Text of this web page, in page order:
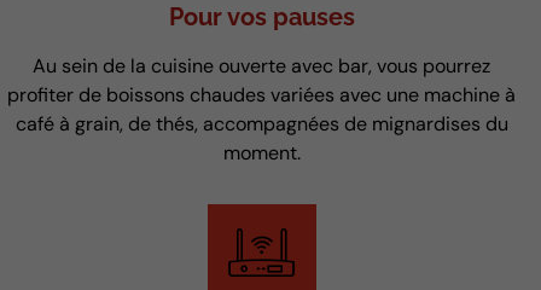
Pour vos pauses
Au sein de la cuisine ouverte avec bar, vous pourrez
profiter de boissons chaudes variées avec une machine à
café à grain, de thés, accompagnées de mignardises du
moment.